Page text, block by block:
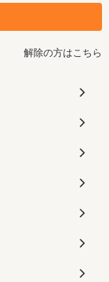
解除の方はこちら